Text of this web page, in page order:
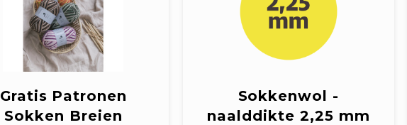
Gratis Patronen
Sokken Breien
Sokkenwol -
naalddikte 2,25 mm